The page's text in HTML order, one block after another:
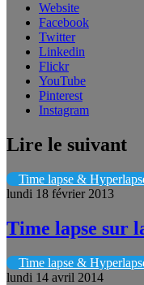
Website
Facebook
Twitter
Linkedin
Flickr
YouTube
Pinterest
Instagram
Lire le suivant
Time lapse &
lundi 18 février 2013
Time lapse sur
Time lapse &
lundi 14 avril 2014